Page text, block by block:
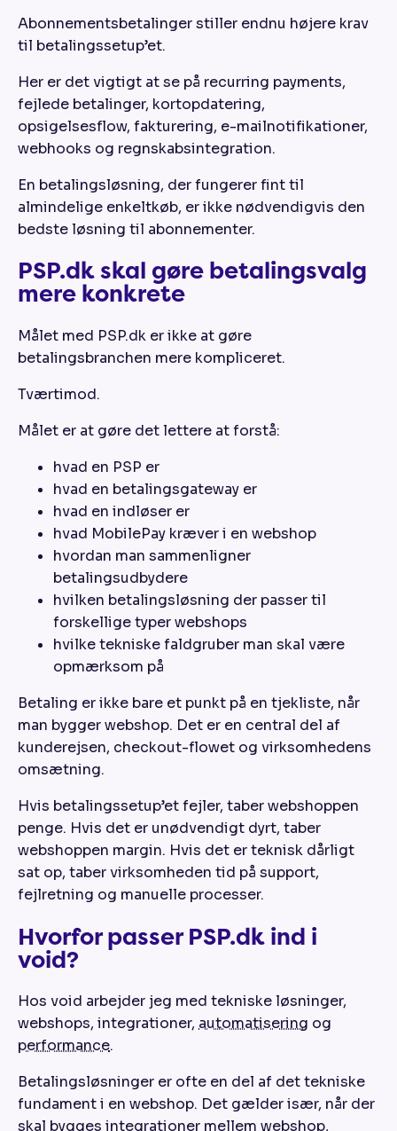
Abonnementsbetalinger stiller endnu højere krav
til betalingssetup’et.
Her er det vigtigt at se på recurring payments,
fejlede betalinger, kortopdatering,
opsigelsesflow, fakturering, e-mailnotifikationer,
webhooks og regnskabsintegration.
En betalingsløsning, der fungerer fint til
almindelige enkeltkøb, er ikke nødvendigvis den
bedste løsning til abonnementer.
PSP.dk skal gøre betalingsvalg
mere konkrete
Målet med PSP.dk er ikke at gøre
betalingsbranchen mere kompliceret.
Tværtimod.
Målet er at gøre det lettere at forstå:
hvad en PSP er
hvad en betalingsgateway er
hvad en indløser er
hvad MobilePay kræver i en webshop
hvordan man sammenligner
betalingsudbydere
hvilken betalingsløsning der passer til
forskellige typer webshops
hvilke tekniske faldgruber man skal være
opmærksom på
Betaling er ikke bare et punkt på en tjekliste, når
man bygger webshop. Det er en central del af
kunderejsen, checkout-flowet og virksomhedens
omsætning.
Hvis betalingssetup’et fejler, taber webshoppen
penge. Hvis det er unødvendigt dyrt, taber
webshoppen margin. Hvis det er teknisk dårligt
sat op, taber virksomheden tid på support,
fejlretning og manuelle processer.
Hvorfor passer PSP.dk ind i
void?
Hos void arbejder jeg med tekniske løsninger,
webshops, integrationer, automatisering og
performance.
Betalingsløsninger er ofte en del af det tekniske
fundament i en webshop. Det gælder især, når der
skal bygges integrationer mellem webshop,